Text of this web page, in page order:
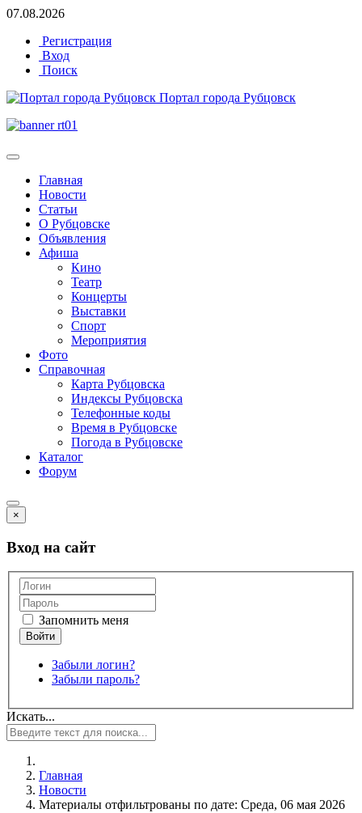
07.08.2026
Регистрация
Вход
Поиск
Портал города Рубцовск
Главная
Новости
Статьи
О Рубцовске
Объявления
Афиша
Кино
Театр
Концерты
Выставки
Спорт
Мероприятия
Фото
Справочная
Карта Рубцовска
Индексы Рубцовска
Телефонные коды
Время в Рубцовске
Погода в Рубцовске
Каталог
Форум
×
Вход на сайт
Запомнить меня
Забыли логин?
Забыли пароль?
Искать...
Главная
Новости
Материалы отфильтрованы по дате: Среда, 06 мая 2026